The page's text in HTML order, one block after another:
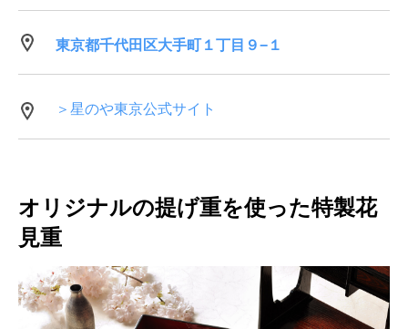
東京都千代田区大手町１丁目９−１
＞星のや東京公式サイト
オリジナルの提げ重を使った特製花
見重